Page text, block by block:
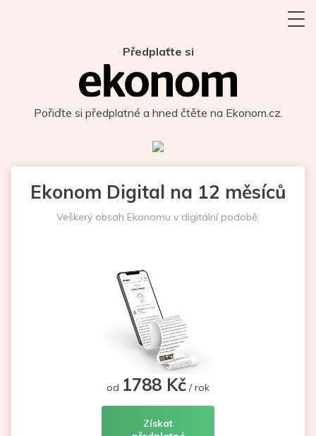
Předplaťte si
Pořiďte si předplatné a hned čtěte na Ekonom.cz.
Ekonom Digital na 12 měsíců
Veškerý obsah Ekonomu v digitální podobě.
od 1788 Kč / rok
Získat